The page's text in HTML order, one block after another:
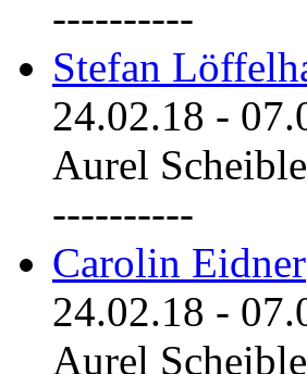
----------
Stefan
24.02.18 -
Aurel
----------
Carolin Eidner
24.02.18 -
Aurel